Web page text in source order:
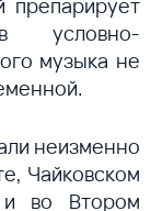
условно-
музыка не
неизменно
Чайковском
во Втором